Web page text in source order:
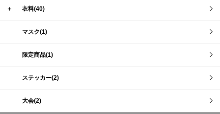
＋ 衣料(40)
マスク(1)
限定商品(1)
ステッカー(2)
大会(2)